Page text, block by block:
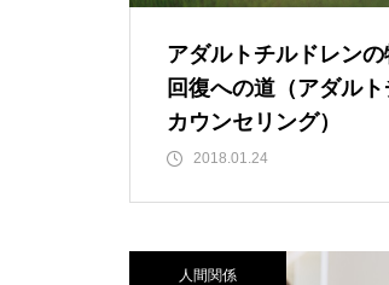
アダルトチルドレン
回復への道（アダル
カウンセリング）
2018.01.24
人間関係